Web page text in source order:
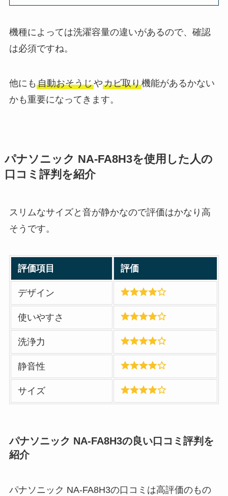
機種によっては洗濯容量の違いがあるので、確認
は必須ですね。
他にも 自動おそうじやカビ取り機能があるかない
かも重要になってきます。
パナソニック NA-FA8H3を使用した人の
口コミ評判を紹介
スリムなサイズと音が静かなので評価はかなり高
そうです。
評価項目 評価
デザイン
使いやすさ
洗浄力
静音性
サイズ
パナソニック NA-FA8H3の良い口コミ評判を
紹介
パナソニック NA-FA8H3の口コミは高評価のもの